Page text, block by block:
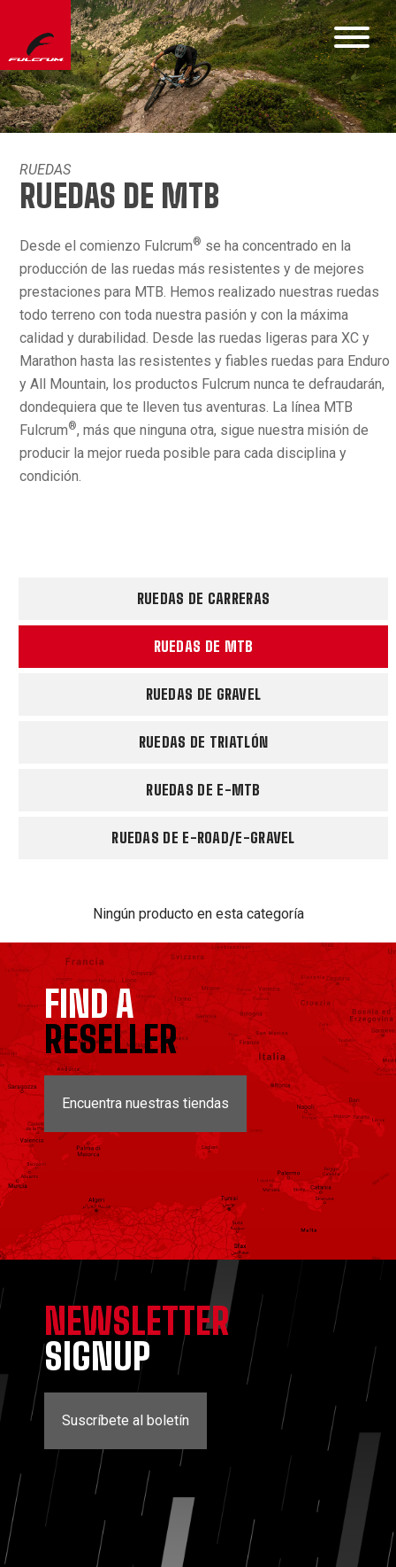
RUEDAS
RUEDAS DE MTB
Desde el comienzo Fulcrum® se ha concentrado en la
producción de las ruedas más resistentes y de mejores
prestaciones para MTB. Hemos realizado nuestras ruedas
todo terreno con toda nuestra pasión y con la máxima
calidad y durabilidad. Desde las ruedas ligeras para XC y
Marathon hasta las resistentes y fiables ruedas para Enduro
y All Mountain, los productos Fulcrum nunca te defraudarán,
dondequiera que te lleven tus aventuras. La línea MTB
Fulcrum®, más que ninguna otra, sigue nuestra misión de
producir la mejor rueda posible para cada disciplina y
condición.
RUEDAS DE CARRERAS
RUEDAS DE MTB
RUEDAS DE GRAVEL
RUEDAS DE TRIATLÓN
RUEDAS DE E-MTB
RUEDAS DE E-ROAD/E-GRAVEL
Ningún producto en esta categoría
FIND A
RESELLER
Encuentra nuestras tiendas
NEWSLETTER
SIGNUP
Suscríbete al boletín